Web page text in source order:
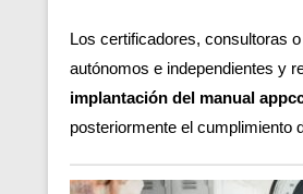
Los certificadores, consultoras
autónomos e independientes y
implantación del manual
posteriormente el cumplimiento